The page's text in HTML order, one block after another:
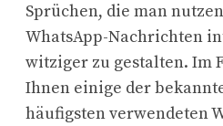
Sprüchen, die man
WhatsApp-Nachrichten
witziger zu gestalten. Im
Ihnen einige der
häufigsten verwendeten